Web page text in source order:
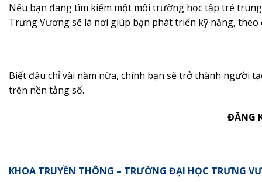
Nếu bạn đang tìm kiếm một môi trường học tập trẻ
Trưng Vương sẽ là nơi giúp bạn phát triển kỹ năng,
Biết đâu chỉ vài năm nữa, chính bạn sẽ trở thành người
trên nền tảng số.
ĐĂNG
KHOA TRUYỀN THÔNG – TRƯỜNG ĐẠI HỌC TRƯNG